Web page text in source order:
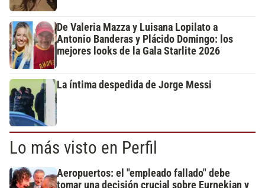
De Valeria Mazza y Luisana Lopilato a
Antonio Banderas y Plácido Domingo: los
mejores looks de la Gala Starlite 2026
La íntima despedida de Jorge Messi
Lo más visto en Perfil
Aeropuertos: el "empleado fallado" debe
tomar una decisión crucial sobre Eurnekian y